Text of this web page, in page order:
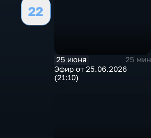
22
25 июня
25 мин
Эфир от 25.06.2026
(21:10)